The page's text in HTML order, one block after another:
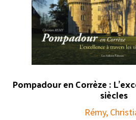
Pompadour en Corrèze :
siècles
Rémy,